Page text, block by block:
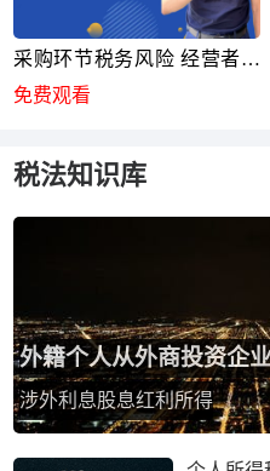
采购环节税务风险 经营者必
看
免费观看
税法知识库
外籍个人从外商投资企
涉外利息股息红利所得